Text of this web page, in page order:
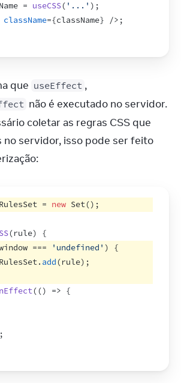
= useCSS( '...' ) ;
className={className} /> ;
que useEffect
não é executado no servidor.
coletar as regras CSS que
no servidor, isso pode ser feito
= new Set() ;
(rule)
{
=== 'undefined' )
{
. add(rule) ;
(() => {
;